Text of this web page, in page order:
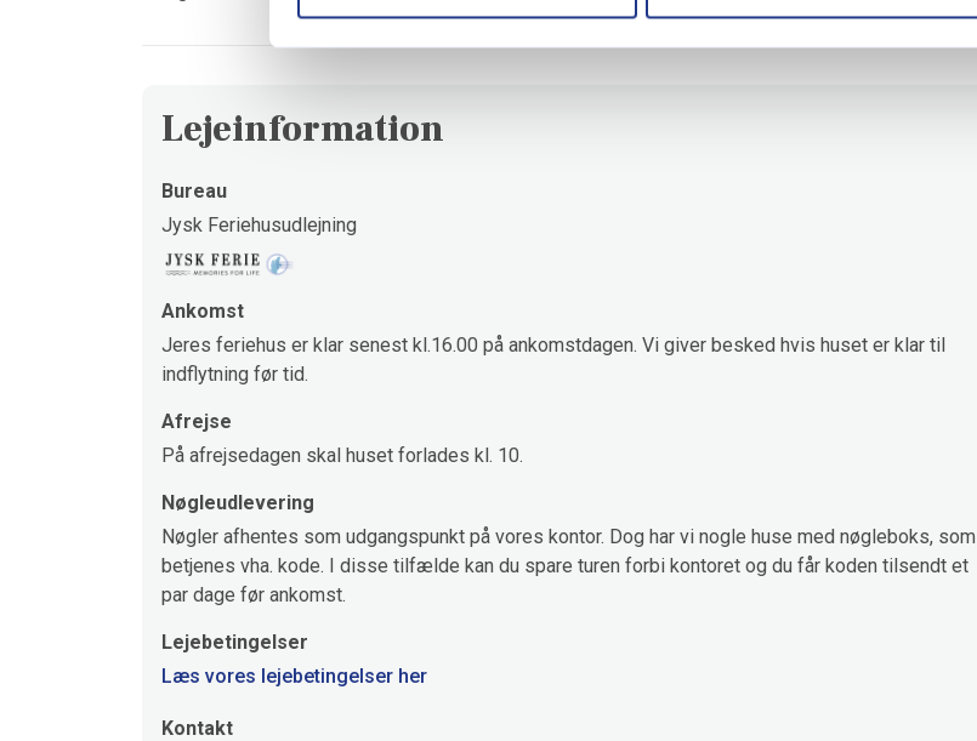
Lejeinformation
Bureau
Jysk Feriehusudlejning
Ankomst
Jeres feriehus er klar senest kl.16.00 på ankomstdagen. Vi giver besked hvis huset er klar til
indflytning før tid.
Afrejse
På afrejsedagen skal huset forlades kl. 10.
Nøgleudlevering
Nøgler afhentes som udgangspunkt på vores kontor. Dog har vi nogle huse med nøgleboks, som
betjenes vha. kode. I disse tilfælde kan du spare turen forbi kontoret og du får koden tilsendt et
par dage før ankomst.
Lejebetingelser
Læs vores lejebetingelser her
Kontakt